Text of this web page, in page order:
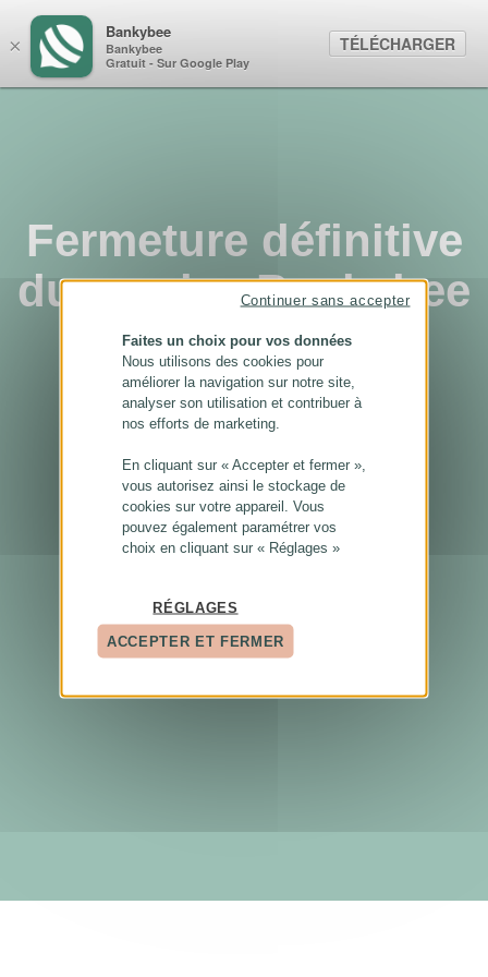
Fermeture définitive
du service Bankybee
...
×
Bankybee
Bankybee
Gratuit - Sur Google Play
TÉLÉCHARGER
Faites un choix pour vos données
Nous utilisons des cookies pour
améliorer la navigation sur notre site,
analyser son utilisation et contribuer à
nos efforts de marketing.
En cliquant sur « Accepter et fermer »,
vous autorisez ainsi le stockage de
cookies sur votre appareil. Vous
pouvez également paramétrer vos
choix en cliquant sur « Réglages »
RÉGLAGES
ACCEPTER ET FERMER
Continuer sans accepter